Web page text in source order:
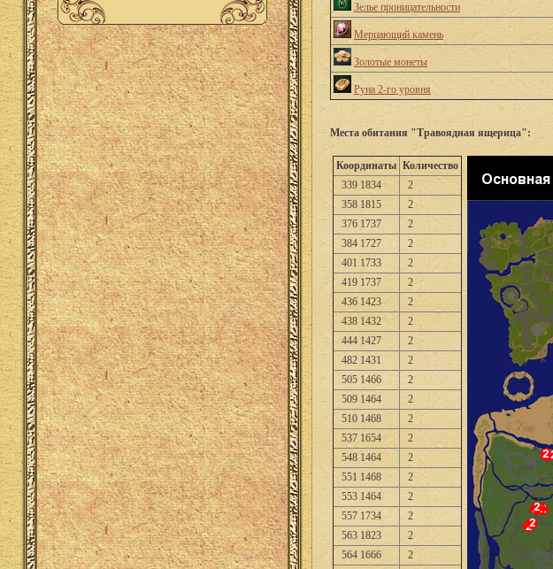
Зелье проницательности
Мерцающий камень
Золотые монеты
Руна 2-го уровня
Места обитания "Травоядная ящерица":
Координаты Количество
339 1834
2
358 1815
2
376 1737
2
384 1727
2
401 1733
2
419 1737
2
436 1423
2
438 1432
2
444 1427
2
482 1431
2
505 1466
2
509 1464
2
510 1468
2
537 1654
2
548 1464
2
551 1468
2
553 1464
2
557 1734
2
563 1823
2
564 1666
2